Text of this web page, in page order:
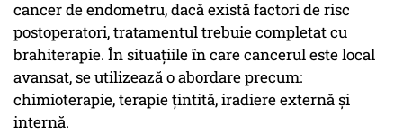
cancer de endometru, dacă există factori de risc
postoperatori, tratamentul trebuie completat cu
brahiterapie. În situațiile în care cancerul este local
avansat, se utilizează o abordare precum:
chimioterapie, terapie țintită, iradiere externă și
internă.